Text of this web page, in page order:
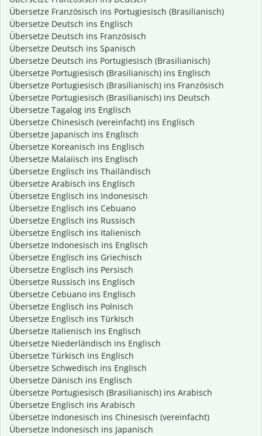
Übersetze Französisch ins Portugiesisch (Brasilianisch)
Übersetze Deutsch ins Englisch
Übersetze Deutsch ins Französisch
Übersetze Deutsch ins Spanisch
Übersetze Deutsch ins Portugiesisch (Brasilianisch)
Übersetze Portugiesisch (Brasilianisch) ins Englisch
Übersetze Portugiesisch (Brasilianisch) ins Französisch
Übersetze Portugiesisch (Brasilianisch) ins Deutsch
Übersetze Tagalog ins Englisch
Übersetze Chinesisch (vereinfacht) ins Englisch
Übersetze Japanisch ins Englisch
Übersetze Koreanisch ins Englisch
Übersetze Malaiisch ins Englisch
Übersetze Englisch ins Thailändisch
Übersetze Arabisch ins Englisch
Übersetze Englisch ins Indonesisch
Übersetze Englisch ins Cebuano
Übersetze Englisch ins Russisch
Übersetze Englisch ins Italienisch
Übersetze Indonesisch ins Englisch
Übersetze Englisch ins Griechisch
Übersetze Englisch ins Persisch
Übersetze Russisch ins Englisch
Übersetze Cebuano ins Englisch
Übersetze Englisch ins Polnisch
Übersetze Englisch ins Türkisch
Übersetze Italienisch ins Englisch
Übersetze Niederländisch ins Englisch
Übersetze Türkisch ins Englisch
Übersetze Schwedisch ins Englisch
Übersetze Dänisch ins Englisch
Übersetze Portugiesisch (Brasilianisch) ins Arabisch
Übersetze Englisch ins Arabisch
Übersetze Indonesisch ins Chinesisch (vereinfacht)
Übersetze Indonesisch ins Japanisch